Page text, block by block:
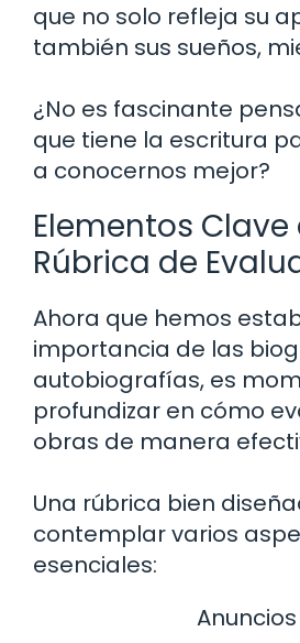
que no solo refleja su
también sus sueños,
¿No es fascinante
que tiene la escritura
a conocernos mejor?
Elementos
Rúbrica de
Ahora que hemos
importancia de las
autobiografías, es
profundizar en cómo
obras de manera
Una rúbrica bien
contemplar varios
esenciales:
Anuncios